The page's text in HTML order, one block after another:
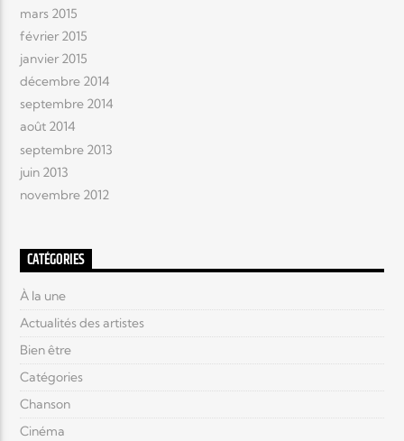
mars 2015
février 2015
janvier 2015
décembre 2014
septembre 2014
août 2014
septembre 2013
juin 2013
novembre 2012
CATÉGORIES
À la une
Actualités des artistes
Bien être
Catégories
Chanson
Cinéma